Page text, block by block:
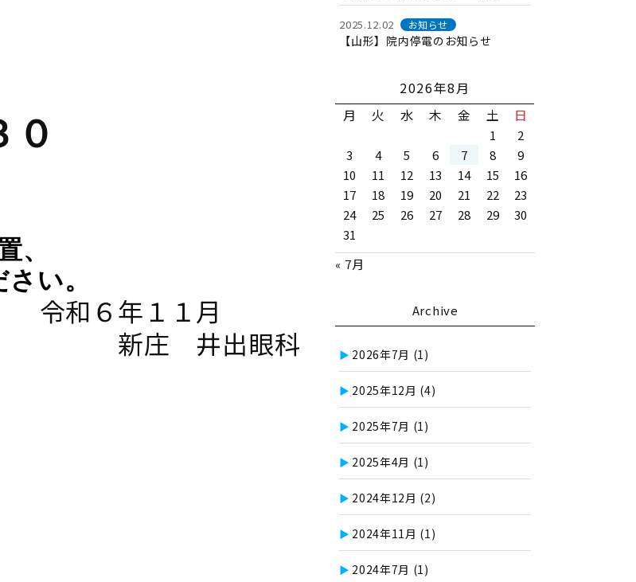
０
、
い。
６年１１月
新庄 井出眼科
2025.12.02 お知らせ
【山形】院内停電のお知らせ
2026年8月
月
火 水 木 金 土 日
1
2
3
4 5 6 7 8
9
10
11 12 13 14 15
16
17
18 19 20 21 22
23
24
25 26 27 28 29
30
31
« 7月
Archive
2026年7月 (1)
2025年12月 (4)
2025年7月 (1)
2025年4月 (1)
2024年12月 (2)
2024年11月 (1)
2024年7月 (1)